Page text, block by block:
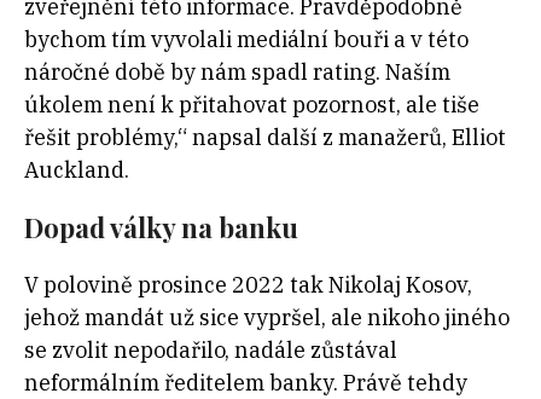
zveřejnění této informace. Pravděpodobně
bychom tím vyvolali mediální bouři a v této
náročné době by nám spadl rating. Naším
úkolem není k přitahovat pozornost, ale tiše
řešit problémy,“ napsal další z manažerů, Elliot
Auckland.
Dopad války na banku
V polovině prosince 2022 tak Nikolaj Kosov,
jehož mandát už sice vypršel, ale nikoho jiného
se zvolit nepodařilo, nadále zůstával
neformálním ředitelem banky. Právě tehdy